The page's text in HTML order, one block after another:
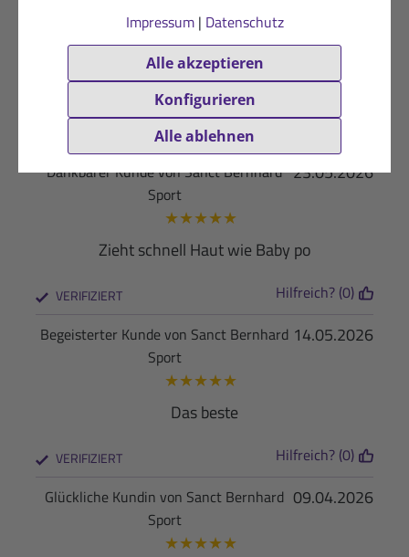
Impressum| Datenschutz
Alle akzeptieren
Konfigurieren
Alle ablehnen
Sport
★★★★★
Top
23.05.2026
Dankbarer Kunde von Sanct Bernhard
Sport
★★★★★
Zieht schnell Haut wie Baby po
VERIFIZIERT Hilfreich? (0)
14.05.2026
Begeisterter Kunde von Sanct Bernhard
Sport
★★★★★
Das beste
VERIFIZIERT Hilfreich? (0)
09.04.2026
Glückliche Kundin von Sanct Bernhard
Sport
★★★★★